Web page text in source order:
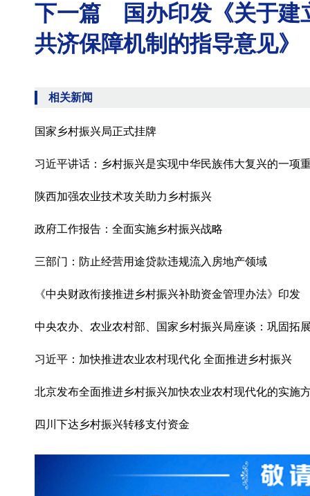
下一篇 国办印发《关于建
共济保障机制的指导意见》
相关新闻
国家乡村振兴局正式挂牌
习近平讲话：乡村振兴是实现中华民族伟大复兴的一项
陕西加强农业技术攻关助力乡村振兴
政府工作报告：全面实施乡村振兴战略
三部门：防止经营用途贷款违规流入房地产领域
《中央财政衔接推进乡村振兴补助资金管理办法》印发
中央农办、农业农村部、国家乡村振兴局座谈：巩固拓
习近平：加快推进农业农村现代化 全面推进乡村振兴
北京发布全面推进乡村振兴加快农业农村现代化的实施
四川下达乡村振兴转移支付资金